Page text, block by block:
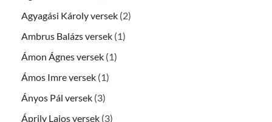
Agyagási Károly versek (2)
Ambrus Balázs versek (1)
Ámon Ágnes versek (1)
Ámos Imre versek (1)
Ányos Pál versek (3)
Áprily Lajos versek (3)